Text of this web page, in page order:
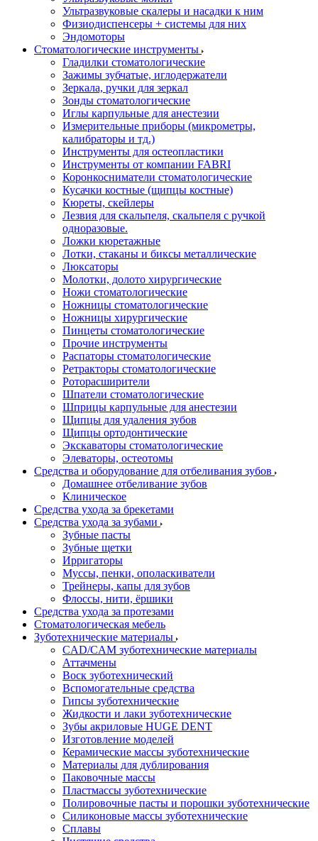
Ультразвуковые скалеры и насадки к ним
Физиодиспенсеры + системы для них
Эндомоторы
Стоматологические инструменты
Гладилки стоматологические
Зажимы зубчатые, иглодержатели
Зеркала, ручки для зеркал
Зонды стоматологические
Иглы карпульные для анестезии
Измерительные приборы (микрометры,
калибраторы и тд.)
Инструменты для остеопластики
Инструменты от компании FABRI
Коронкосниматели стоматологические
Кусачки костные (щипцы костные)
Кюреты, скейлеры
Лезвия для скальпеля, скальпеля с ручкой
одноразовые.
Ложки кюретажные
Лотки, стаканы и биксы металлические
Люксаторы
Молотки, долото хирургические
Ножи стоматологические
Ножницы стоматологические
Ножницы хирургические
Пинцеты стоматологические
Прочие инструменты
Распаторы стоматологические
Ретракторы стоматологические
Роторасширители
Шпатели стоматологические
Шприцы карпульные для анестезии
Щипцы для удаления зубов
Щипцы ортодонтические
Экскаваторы стоматологические
Элеваторы, остеотомы
Средства и оборудование для отбеливания зубов
Домашнее отбеливание зубов
Клиническое
Средства ухода за брекетами
Средства ухода за зубами
Зубные пасты
Зубные щетки
Ирригаторы
Муссы, пенки, ополаскиватели
Трейнеры, капы для зубов
Флоссы, нити, ёршики
Средства ухода за протезами
Стоматологическая мебель
Зуботехнические материалы
CAD/CAM зуботехнические материалы
Аттачмены
Воск зуботехнический
Вспомогательные средства
Гипсы зуботехнические
Жидкости и лаки зуботехнические
Зубы акриловые HUGE DENT
Изготовление моделей
Керамические массы зуботехнические
Материалы для дублирования
Паковочные массы
Пластмассы зуботехнические
Полировочные пасты и порошки зуботехнические
Силиконовые массы зуботехнические
Сплавы